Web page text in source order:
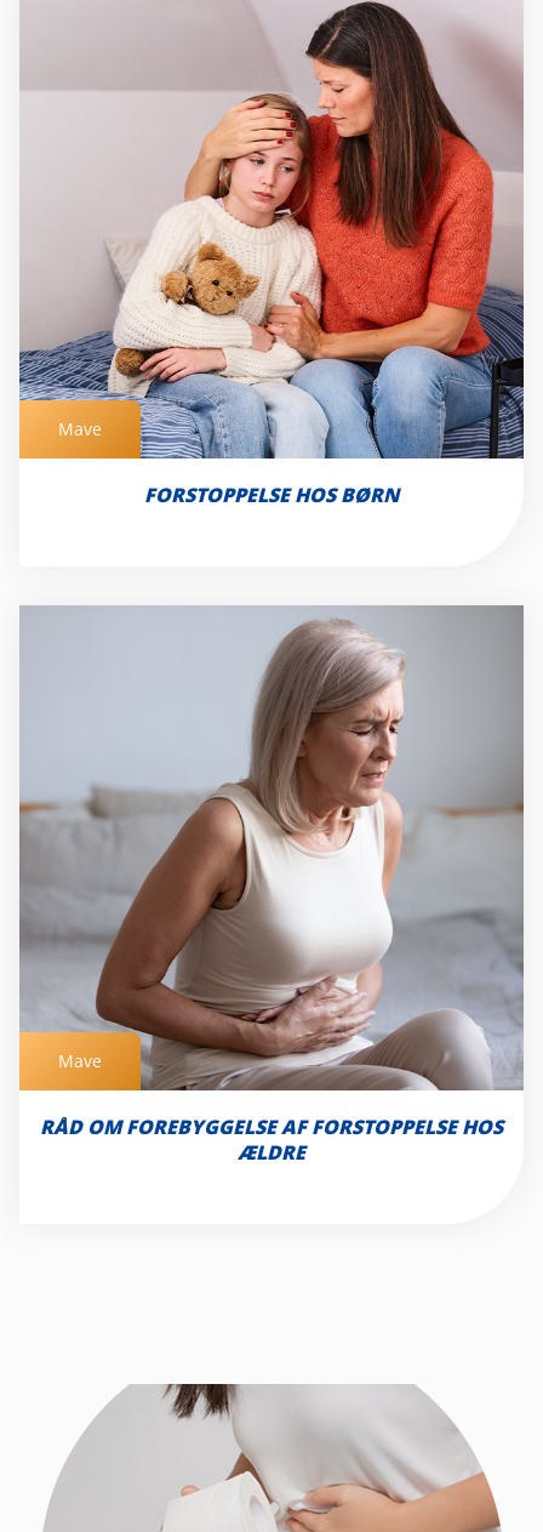
Mave
FORSTOPPELSE HOS BØRN
Mave
RÅD OM FOREBYGGELSE AF FORSTOPPELSE HOS
ÆLDRE